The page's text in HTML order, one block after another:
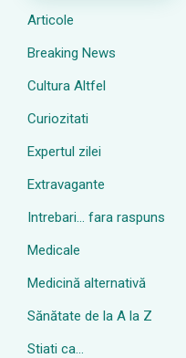
Articole
Breaking News
Cultura Altfel
Curiozitati
Expertul zilei
Extravagante
Intrebari… fara raspuns
Medicale
Medicină alternativă
Sănătate de la A la Z
Stiati ca…